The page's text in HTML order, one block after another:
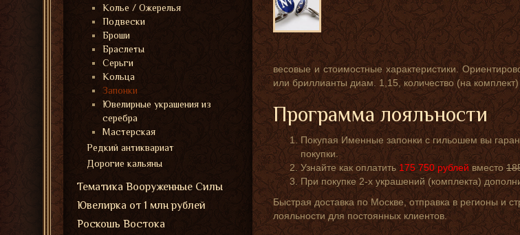
весовые и стоимостные характеристики.
или бриллианты диам. 1,15, количество (на
Программа лояльности
Покупая Именные запонки с гильошем вы
покупки.
Узнайте как оплатить175 750 рублейвместо
При покупке 2-х украшений (комплекта)
Быстрая доставка по Москве, отправка в регионы
лояльности для постоянных клиентов.
Колье / Ожерелья
Подвески
Броши
Браслеты
Серьги
Кольца
Запонки
Ювелирные украшения из
серебра
Мастерская
Редкий антиквариат
Дорогие кальяны
Тематика Вооруженные Силы
Ювелирка от 1 млн рублей
Роскошь Востока